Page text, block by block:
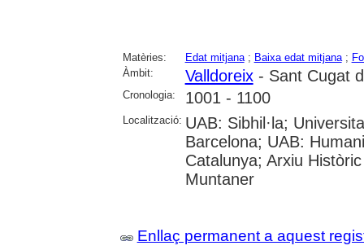
Matèries: Edat mitjana; Baixa edat mitjana;
Àmbit:
Valldoreix- Sant Cugat
Cronologia: 1001 - 1100
Localització: UAB: Sibhil·la;
Barcelona; UAB:
Catalunya; Arxiu
Muntaner
Enllaç permanent a aquest